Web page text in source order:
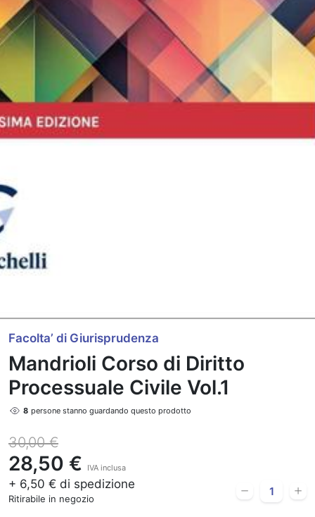
Facolta’ di Giurisprudenza
Mandrioli Corso di Diritto
Processuale Civile Vol.1
8 persone stanno guardando questo prodotto
30,00 €
28,50 € IVA inclusa
+ 6,50 € di spedizione
Ritirabile in negozio